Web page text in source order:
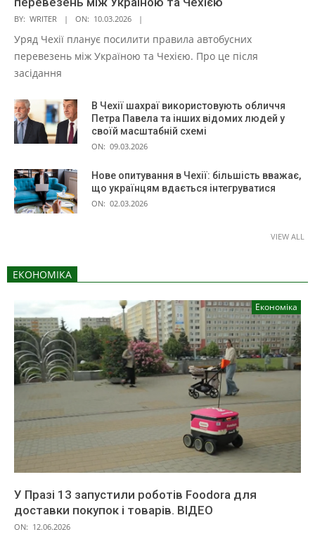
BY: WRITER ON: 10.03.2026
Уряд Чехії планує посилити правила автобусних
перевезень між Україною та Чехією. Про це після
засідання
В Чехії шахраї використовують обличчя
Петра Павела та інших відомих людей у
своїй масштабній схемі
ON: 09.03.2026
Нове опитування в Чехії: більшість вважає,
що українцям вдається інтегруватися
ON: 02.03.2026
VIEW ALL
ЕКОНОМІКА
Економіка
У Празі 13 запустили роботів Foodora для
доставки покупок і товарів. ВІДЕО
ON: 12.06.2026